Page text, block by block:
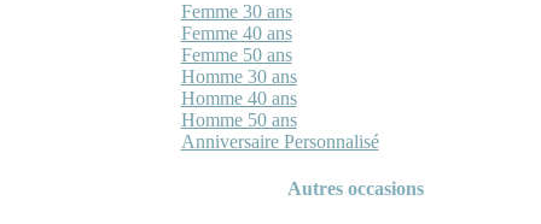
Femme 30 ans
Femme 40 ans
Femme 50 ans
Homme 30 ans
Homme 40 ans
Homme 50 ans
Anniversaire Personnalisé
Autres occasions